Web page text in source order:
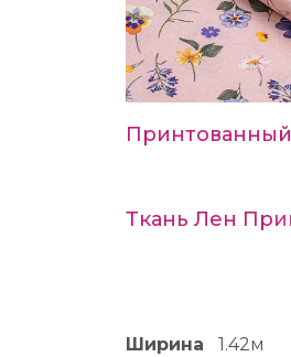
Принтованный
Ширина 1.42м